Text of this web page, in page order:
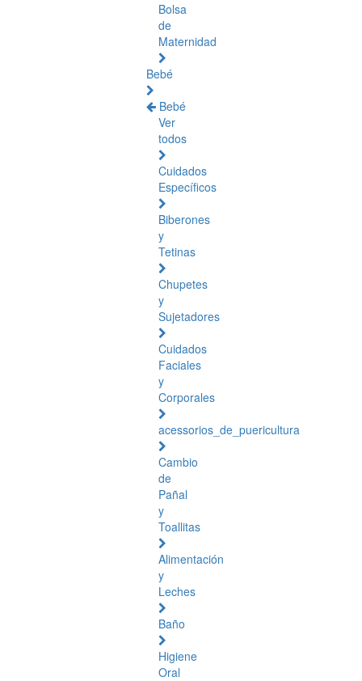
Bolsa
de
Maternidad
Bebé
Bebé
Ver
todos
Cuidados
Específicos
Biberones
y
Tetinas
Chupetes
y
Sujetadores
Cuidados
Faciales
y
Corporales
acessorios_de_puericultura
Cambio
de
Pañal
y
Toallitas
Alimentación
y
Leches
Baño
Higiene
Oral